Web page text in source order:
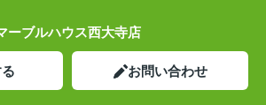
ーブルハウス西大寺店
お問い合わせ